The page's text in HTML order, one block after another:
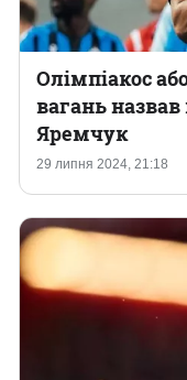
29 липня 2024, 21:18
Олімпіакос
вагань
Яремчук